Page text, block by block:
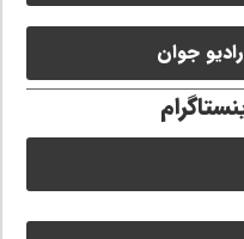
جوان